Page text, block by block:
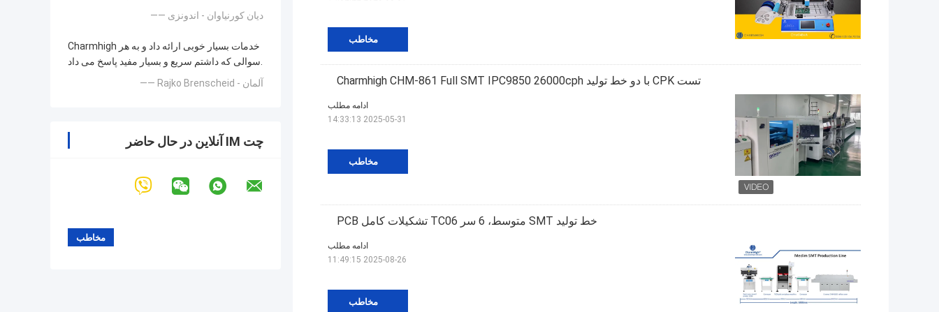
—— دیان کورنیاوان - اندونزی
Charmhigh خدمات بسیار خوبی ارائه داد و به هر
سوالی که داشتم سریع و بسیار مفید پاسخ می داد.
—— Rajko Brenscheid - آلمان
چت IM آنلاین در حال حاضر
مخاطب
تست CPK با دو خط تولید Charmhigh CHM-861 Full SMT IPC9850 26000cph
مخاطب
ادامه مطلب
2025-05-31 14:33:13
خط توليد SMT متوسط، 6 سر TC06 تشکيلات كامل PCB
مخاطب
ادامه مطلب
2025-08-26 11:49:15